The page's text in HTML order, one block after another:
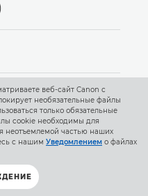
веб-сайт Canon с
необязательные файлы
только обязательные
cookie необходимы для
неотъемлемой частью наших
с нашим Уведомлением о файлах